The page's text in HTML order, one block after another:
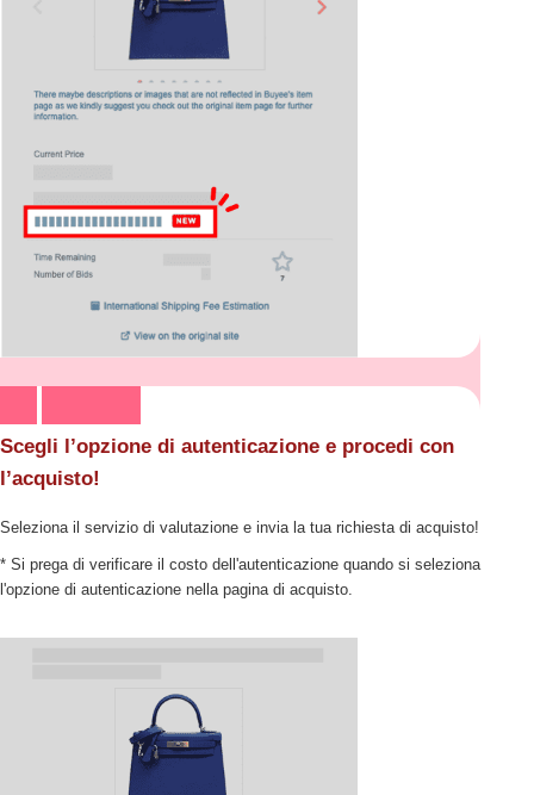
Scegli l’opzione di autenticazione e procedi con
l’acquisto!
Seleziona il servizio di valutazione e invia la tua richiesta di acquisto!
* Si prega di verificare il costo dell'autenticazione quando si seleziona
l'opzione di autenticazione nella pagina di acquisto.